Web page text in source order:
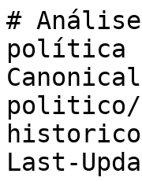
#
política
politico/
Last-